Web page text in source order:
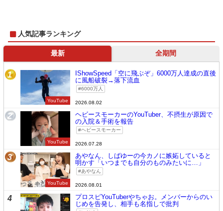
人気記事ランキング
最新 全期間
1
YouTube
IShowSpeed「空に飛ぶぞ」6000万人達成の直後
に風船破裂→落下流血
6000万人
2026.08.02
2
YouTube
ヘビースモーカーのYouTuber、不摂生が原因で
の入院＆手術を報告
ヘビースモーカー
2026.07.28
3
YouTube
あやなん、しばゆーの今カノに嫉妬していると
明かす「いつまでも自分のものみたいに…」
あやなん
2026.08.01
4
プロスピYouTuberやちゃお。メンバーからのい
じめを告発し、相手も名指しで批判